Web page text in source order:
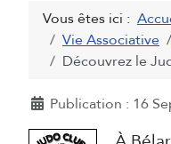
Vous êtes ici :
Vie Associative
Découvrez le
DétailsPublication : 16